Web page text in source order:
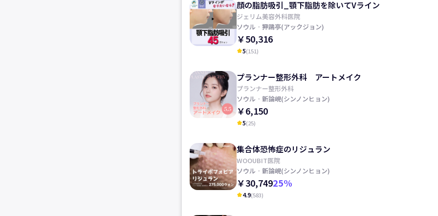
顔の脂肪吸引_顎下脂肪を除いてVライン
ジェリム美容外科医院
ソウル · 狎鷗亭(アックジョン)
￥50,316
kid_star5(151)
プランナー整形外科 アートメイク
プランナー整形外科
ソウル · 新論峴(シンノンヒョン)
￥6,150
kid_star5(25)
集合体恐怖症のリジュラン
WOOUBIT医院
ソウル · 新論峴(シンノンヒョン)
￥30,74925%
kid_star4.9(583)